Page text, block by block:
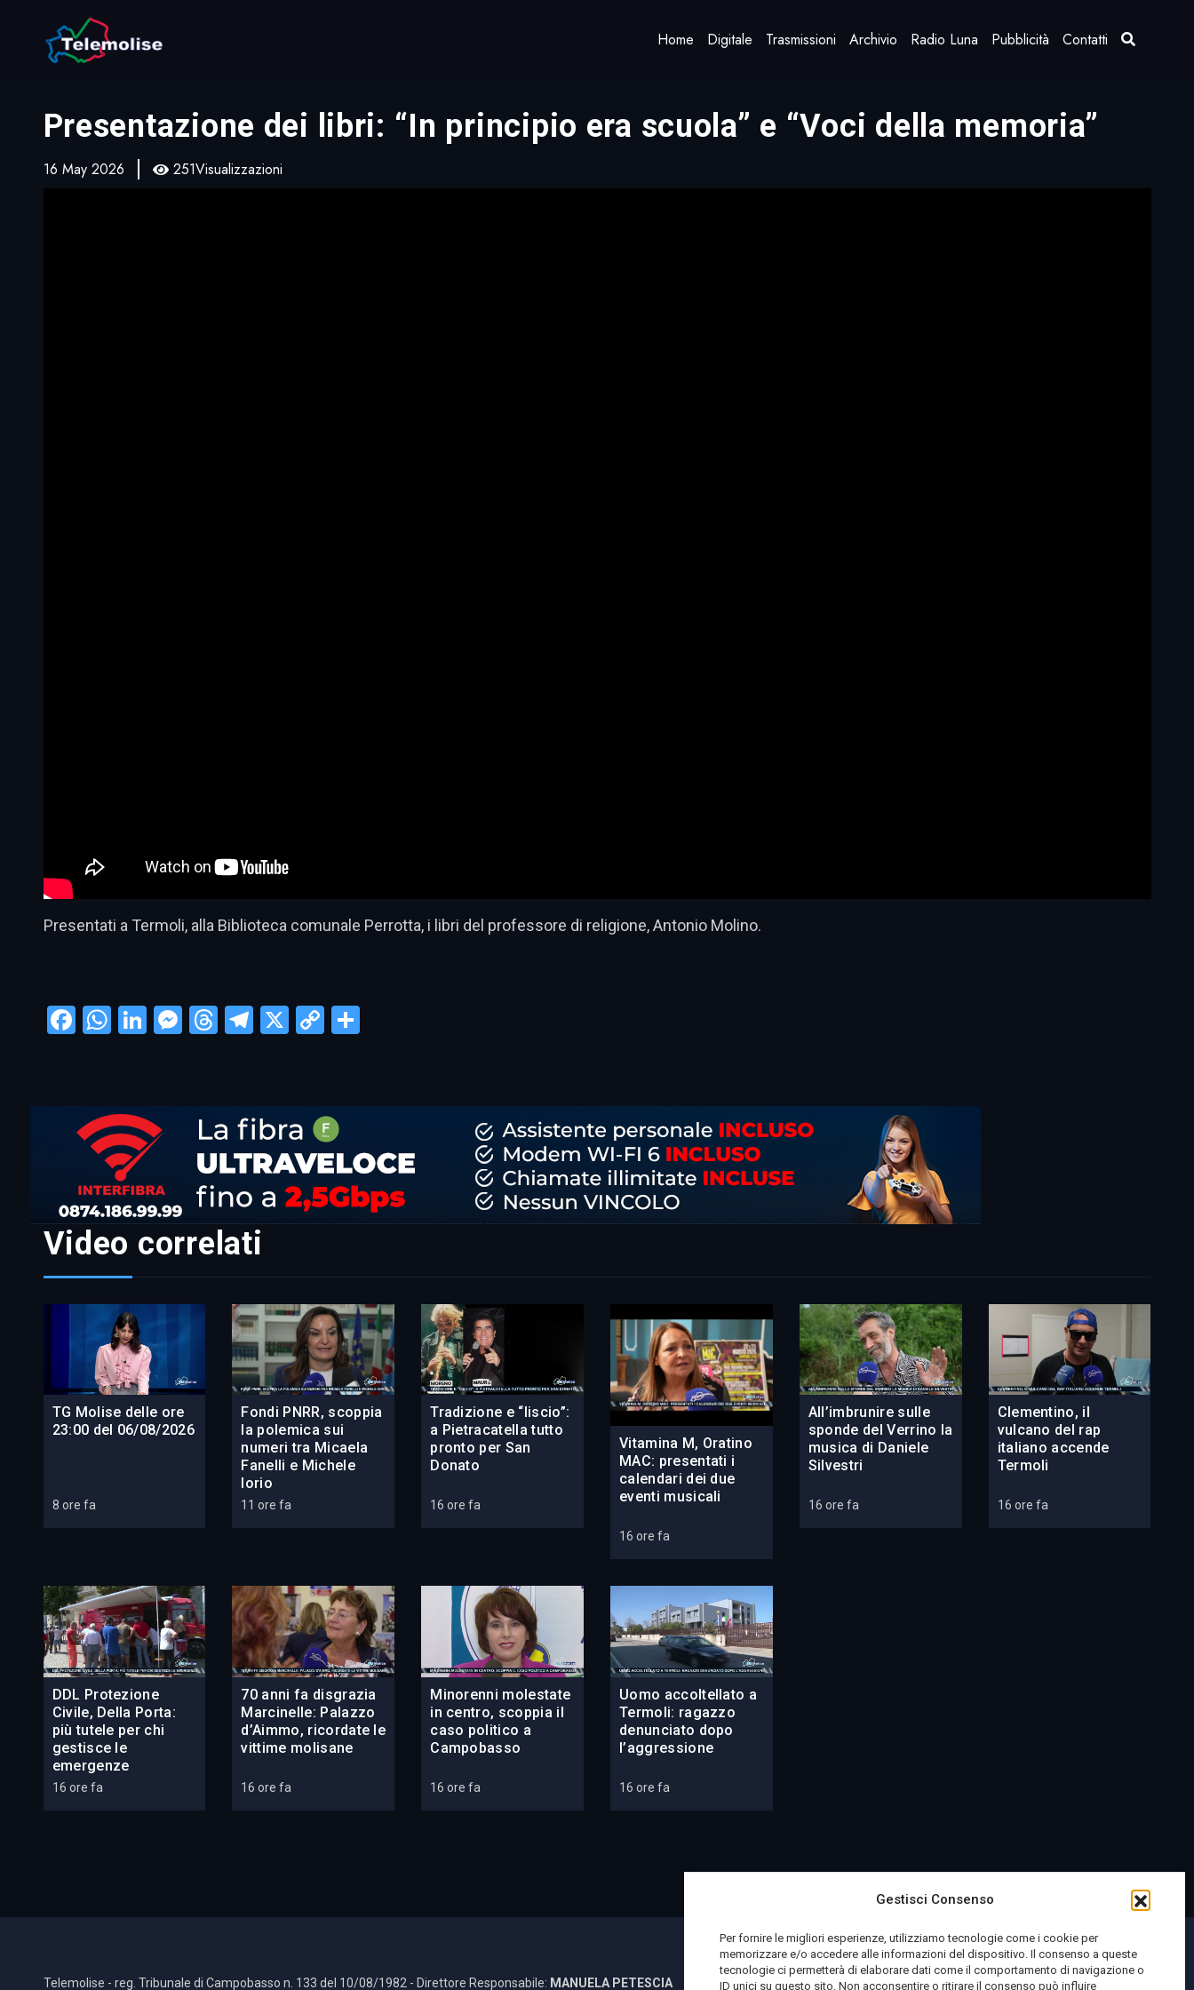
Gestisci Consenso
Per fornire le migliori esperienze, utilizziamo tecnologie come i cookie per
memorizzare e/o accedere alle informazioni del dispositivo. Il consenso a queste
tecnologie ci permetterà di elaborare dati come il comportamento di navigazione o
ID unici su questo sito. Non acconsentire o ritirare il consenso può influire
Home Digitale Trasmissioni Archivio Radio Luna Pubblicità Contatti
Presentazione dei libri: “In principio era scuola” e “Voci della memoria”
16 May 2026 251Visualizzazioni
Presentati a Termoli, alla Biblioteca comunale Perrotta, i libri del professore di religione, Antonio Molino.
Facebook
WhatsApp
LinkedIn
Messenger
Threads
Telegram
X CopyCondividi
Video correlati
TG Molise delle ore
23:00 del 06/08/2026
8 ore fa
Fondi PNRR, scoppia
la polemica sui
numeri tra Micaela
Fanelli e Michele
Iorio
11 ore fa
Tradizione e “liscio”:
a Pietracatella tutto
pronto per San
Donato
16 ore fa
Vitamina M, Oratino
MAC: presentati i
calendari dei due
eventi musicali
16 ore fa
All’imbrunire sulle
sponde del Verrino la
musica di Daniele
Silvestri
16 ore fa
Clementino, il
vulcano del rap
italiano accende
Termoli
16 ore fa
DDL Protezione
Civile, Della Porta:
più tutele per chi
gestisce le
emergenze
16 ore fa
70 anni fa disgrazia
Marcinelle: Palazzo
d’Aimmo, ricordate le
vittime molisane
16 ore fa
Minorenni molestate
in centro, scoppia il
caso politico a
Campobasso
16 ore fa
Uomo accoltellato a
Termoli: ragazzo
denunciato dopo
l’aggressione
16 ore fa
Telemolise - reg. Tribunale di Campobasso n. 133 del 10/08/1982 - Direttore Responsabile: MANUELA PETESCIA